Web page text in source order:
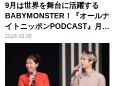
9月は世界を舞台に活躍する
BABYMONSTER！『オールナ
イトニッポンPODCAST』月替
わりパーソナリティ
2026.08.05